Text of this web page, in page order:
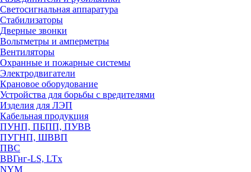
Светосигнальная аппаратура
Стабилизаторы
Дверные звонки
Вольтметры и амперметры
Вентиляторы
Охранные и пожарные системы
Электродвигатели
Крановое оборудование
Устройства для борьбы с вредителями
Изделия для ЛЭП
Кабельная продукция
ПУНП, ПБПП, ПУВВ
ПУГНП, ШВВП
ПВС
ВВГнг-LS, LTx
NYM